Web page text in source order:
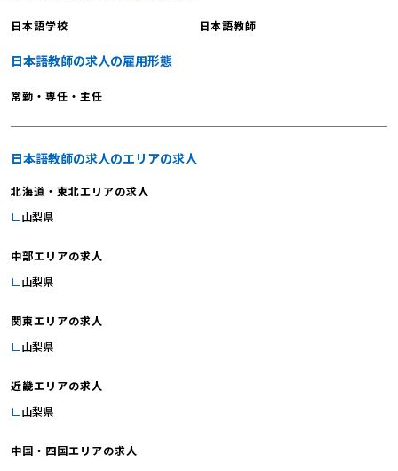
日本語学校 日本語教師
日本語教師の求人の雇用形態
常勤・専任・主任
日本語教師の求人のエリアの求人
北海道・東北エリアの求人
山梨県
中部エリアの求人
山梨県
関東エリアの求人
山梨県
近畿エリアの求人
山梨県
中国・四国エリアの求人